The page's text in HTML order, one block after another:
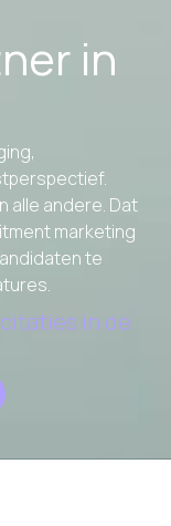
in
alle andere. Dat
marketing
te
in de